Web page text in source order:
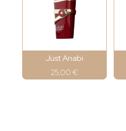
Just Anabi
25,00€